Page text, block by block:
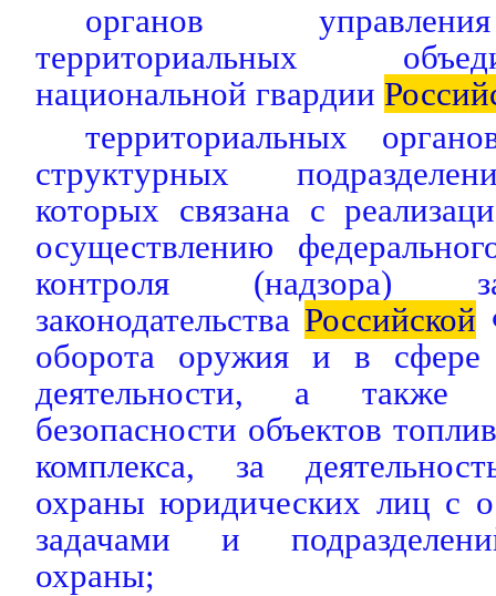
органов
территориальных
национальной гвардии
территориальных
структурных
которых связана с
осуществлению
контроля (надзора)
законодательства Российской
оборота оружия и в сфере
деятельности, а также
безопасности объектов
комплекса, за
охраны юридических лиц с
задачами и
охраны;